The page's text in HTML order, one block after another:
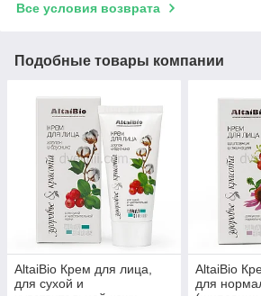
Все условия возврата
Подобные товары компании
AltaiBio Крем для лица,
для сухой и
AltaiBio
для